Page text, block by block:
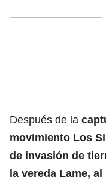
Después de la
movimiento Los
de invasión de
la vereda Lame,